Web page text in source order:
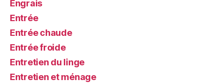
Engrais
Entrée
Entrée chaude
Entrée froide
Entretien du linge
Entretien et ménage